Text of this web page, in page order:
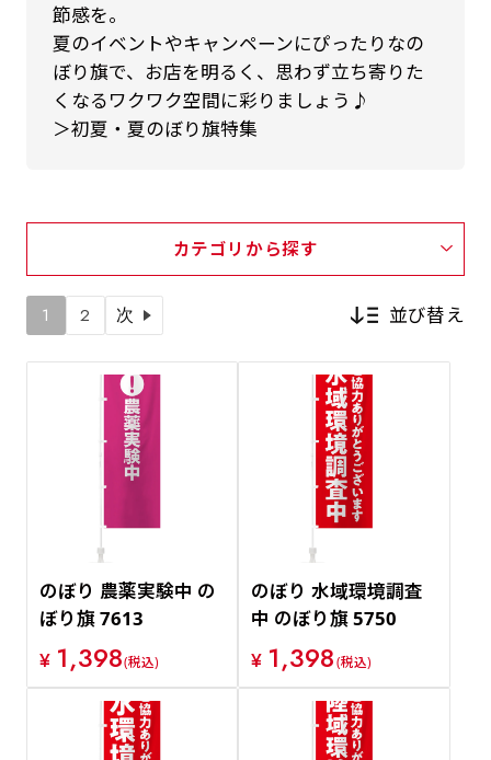
節感を。
夏のイベントやキャンペーンにぴったりなの
ぼり旗で、お店を明るく、思わず立ち寄りた
くなるワクワク空間に彩りましょう♪
＞初夏・夏のぼり旗特集
カテゴリから探す
1 2 次 並び替え
新着順
価格が安い順
価格が高い順
のぼり 農薬実験中 の
ぼり旗 7613
¥ 1,398(税込)
のぼり 水域環境調査
中 のぼり旗 5750
¥ 1,398(税込)